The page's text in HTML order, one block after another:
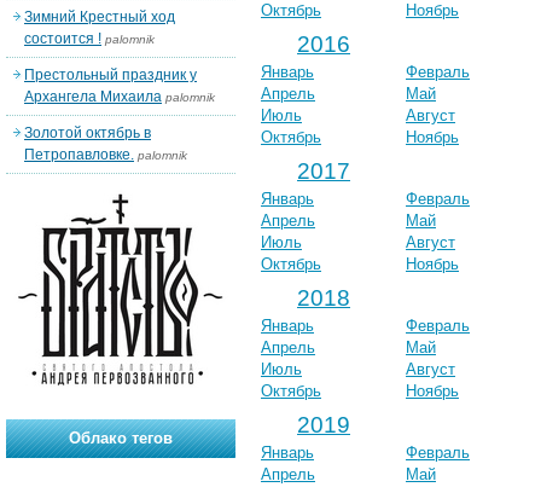
Октябрь
Ноябрь
2016
Январь
Февраль
Апрель
Май
Июль
Август
Октябрь
Ноябрь
2017
Январь
Февраль
Апрель
Май
Июль
Август
Октябрь
Ноябрь
2018
Январь
Февраль
Апрель
Май
Июль
Август
Октябрь
Ноябрь
2019
Январь
Февраль
Апрель
Май
Зимний Крестный ход
состоится ! palomnik
Престольный праздник у
Архангела Михаила palomnik
Золотой октябрь в
Петропавловке. palomnik
Облако тегов